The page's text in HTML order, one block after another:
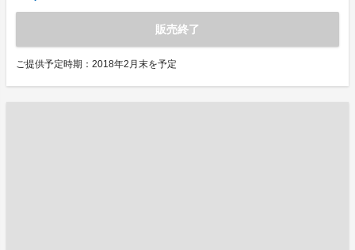
販売終了
ご提供予定時期：2018年2月末を予定